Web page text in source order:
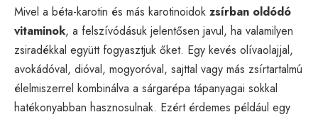
Mivel a béta-karotin és más karotinoidok zsírban oldódó
vitaminok, a felszívódásuk jelentősen javul, ha valamilyen
zsiradékkal együtt fogyasztjuk őket. Egy kevés olívaolajjal,
avokádóval, dióval, mogyoróval, sajttal vagy más zsírtartalmú
élelmiszerrel kombinálva a sárgarépa tápanyagai sokkal
hatékonyabban hasznosulnak. Ezért érdemes például egy